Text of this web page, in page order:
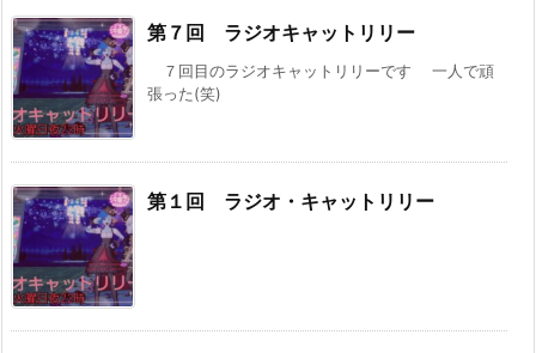
第７回 ラジオキャットリリー
７回目のラジオキャットリリーです 一人で頑
張った(笑)
第１回 ラジオ・キャットリリー